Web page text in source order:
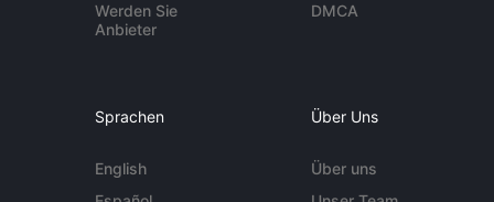
Werden Sie
Anbieter
DMCA
Sprachen
English
Über Uns
Über uns